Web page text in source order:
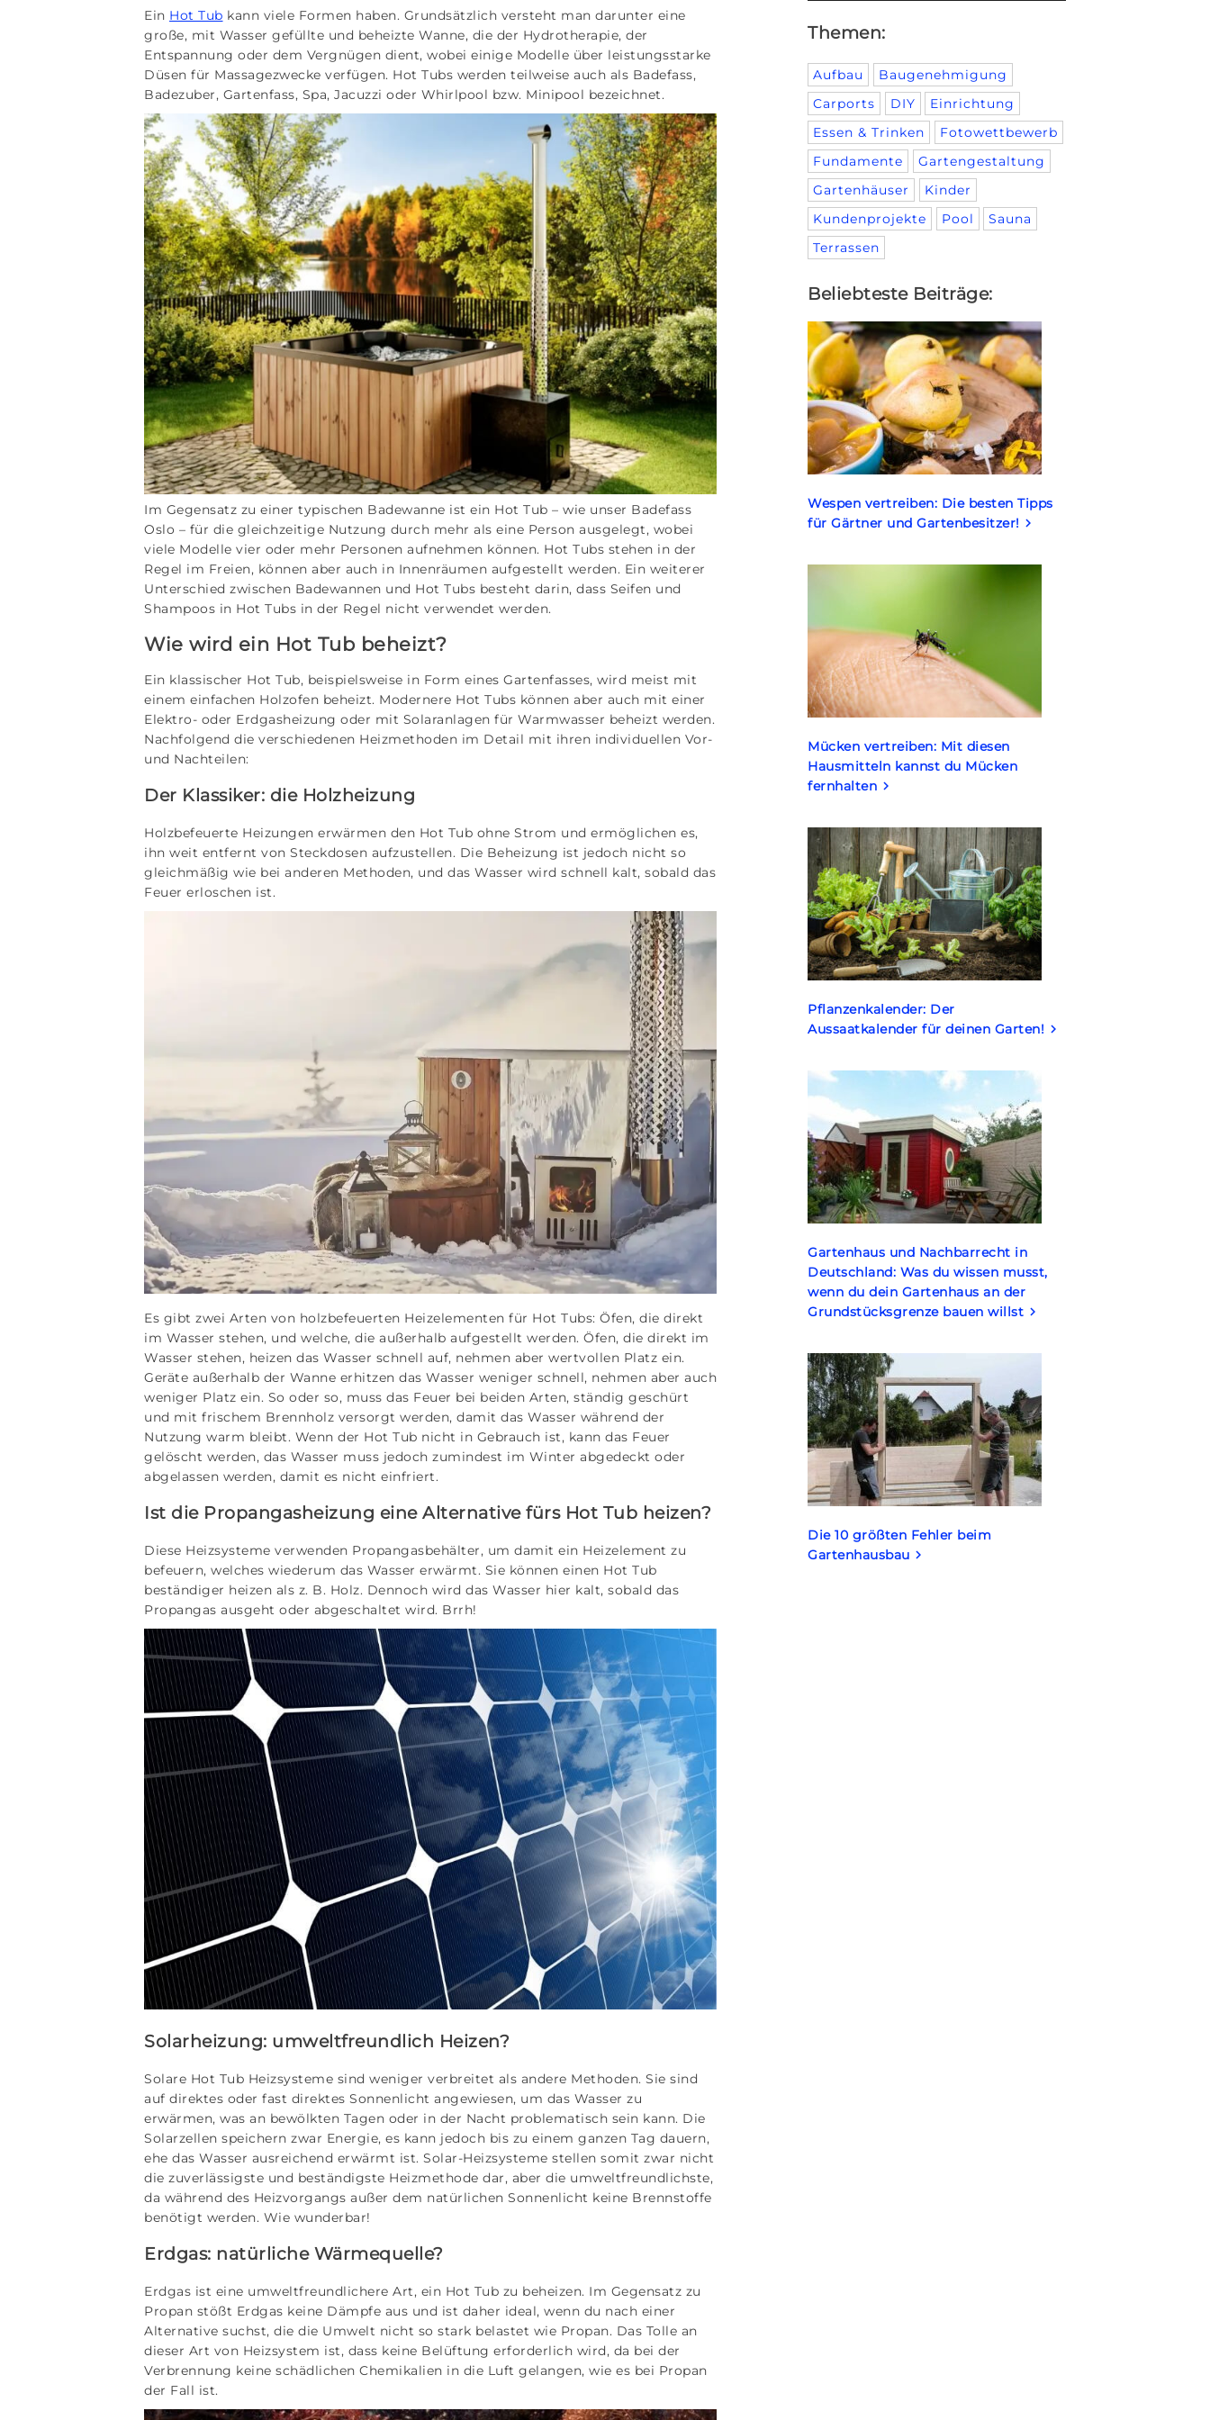
Ein Hot Tub kann viele Formen haben. Grundsätzlich versteht man darunter eine
große, mit Wasser gefüllte und beheizte Wanne, die der Hydrotherapie, der
Entspannung oder dem Vergnügen dient, wobei einige Modelle über leistungsstarke
Düsen für Massagezwecke verfügen. Hot Tubs werden teilweise auch als Badefass,
Badezuber, Gartenfass, Spa, Jacuzzi oder Whirlpool bzw. Minipool bezeichnet.
Im Gegensatz zu einer typischen Badewanne ist ein Hot Tub – wie unser Badefass
Oslo – für die gleichzeitige Nutzung durch mehr als eine Person ausgelegt, wobei
viele Modelle vier oder mehr Personen aufnehmen können. Hot Tubs stehen in der
Regel im Freien, können aber auch in Innenräumen aufgestellt werden. Ein weiterer
Unterschied zwischen Badewannen und Hot Tubs besteht darin, dass Seifen und
Shampoos in Hot Tubs in der Regel nicht verwendet werden.
Wie wird ein Hot Tub beheizt?
Ein klassischer Hot Tub, beispielsweise in Form eines Gartenfasses, wird meist mit
einem einfachen Holzofen beheizt. Modernere Hot Tubs können aber auch mit einer
Elektro- oder Erdgasheizung oder mit Solaranlagen für Warmwasser beheizt werden.
Nachfolgend die verschiedenen Heizmethoden im Detail mit ihren individuellen Vor-
und Nachteilen:
Der Klassiker: die Holzheizung
Holzbefeuerte Heizungen erwärmen den Hot Tub ohne Strom und ermöglichen es,
ihn weit entfernt von Steckdosen aufzustellen. Die Beheizung ist jedoch nicht so
gleichmäßig wie bei anderen Methoden, und das Wasser wird schnell kalt, sobald das
Feuer erloschen ist.
Es gibt zwei Arten von holzbefeuerten Heizelementen für Hot Tubs: Öfen, die direkt
im Wasser stehen, und welche, die außerhalb aufgestellt werden. Öfen, die direkt im
Wasser stehen, heizen das Wasser schnell auf, nehmen aber wertvollen Platz ein.
Geräte außerhalb der Wanne erhitzen das Wasser weniger schnell, nehmen aber auch
weniger Platz ein. So oder so, muss das Feuer bei beiden Arten, ständig geschürt
und mit frischem Brennholz versorgt werden, damit das Wasser während der
Nutzung warm bleibt. Wenn der Hot Tub nicht in Gebrauch ist, kann das Feuer
gelöscht werden, das Wasser muss jedoch zumindest im Winter abgedeckt oder
abgelassen werden, damit es nicht einfriert.
Ist die Propangasheizung eine Alternative fürs Hot Tub heizen?
Diese Heizsysteme verwenden Propangasbehälter, um damit ein Heizelement zu
befeuern, welches wiederum das Wasser erwärmt. Sie können einen Hot Tub
beständiger heizen als z. B. Holz. Dennoch wird das Wasser hier kalt, sobald das
Propangas ausgeht oder abgeschaltet wird. Brrh!
Solarheizung: umweltfreundlich Heizen?
Solare Hot Tub Heizsysteme sind weniger verbreitet als andere Methoden. Sie sind
auf direktes oder fast direktes Sonnenlicht angewiesen, um das Wasser zu
erwärmen, was an bewölkten Tagen oder in der Nacht problematisch sein kann. Die
Solarzellen speichern zwar Energie, es kann jedoch bis zu einem ganzen Tag dauern,
ehe das Wasser ausreichend erwärmt ist. Solar-Heizsysteme stellen somit zwar nicht
die zuverlässigste und beständigste Heizmethode dar, aber die umweltfreundlichste,
da während des Heizvorgangs außer dem natürlichen Sonnenlicht keine Brennstoffe
benötigt werden. Wie wunderbar!
Erdgas: natürliche Wärmequelle?
Erdgas ist eine umweltfreundlichere Art, ein Hot Tub zu beheizen. Im Gegensatz zu
Propan stößt Erdgas keine Dämpfe aus und ist daher ideal, wenn du nach einer
Alternative suchst, die die Umwelt nicht so stark belastet wie Propan. Das Tolle an
dieser Art von Heizsystem ist, dass keine Belüftung erforderlich wird, da bei der
Verbrennung keine schädlichen Chemikalien in die Luft gelangen, wie es bei Propan
der Fall ist.
Themen:
Aufbau
Baugenehmigung
Carports
DIY
Einrichtung
Essen & Trinken
Fotowettbewerb
Fundamente
Gartengestaltung
Gartenhäuser
Kinder
Kundenprojekte
Pool
Sauna
Terrassen
Beliebteste Beiträge:
Wespen vertreiben: Die besten Tipps
für Gärtner und Gartenbesitzer! keyboard_arrow_right
Mücken vertreiben: Mit diesen
Hausmitteln kannst du Mücken
fernhalten keyboard_arrow_right
Pflanzenkalender: Der
Aussaatkalender für deinen Garten! keyboard_arrow_right
Gartenhaus und Nachbarrecht in
Deutschland: Was du wissen musst,
wenn du dein Gartenhaus an der
Grundstücksgrenze bauen willst keyboard_arrow_right
Die 10 größten Fehler beim
Gartenhausbau keyboard_arrow_right